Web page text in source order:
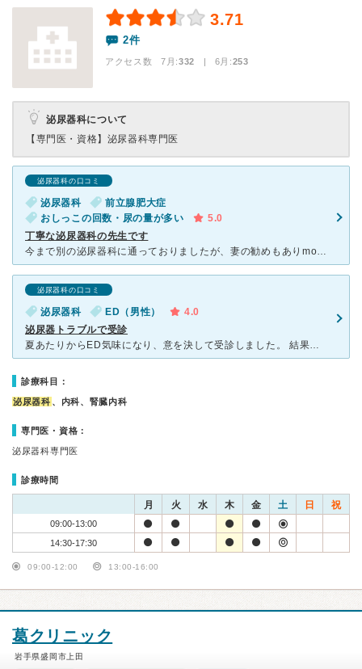
3.71
2件
アクセス数 7月:332 | 6月:253
泌尿器科について
【専門医・資格】 泌尿器科専門医
泌尿器科の口コミ
泌尿器科
前立腺肥大症
おしっこの回数・尿の量が多い
5.0
丁寧な泌尿器科の先生です
今まで別の泌尿器科に通っておりましたが、妻の勧めもありmonakaの3Fにできた泌尿器科に伺いました。スタッフの方は優しく丁寧で、病院自体も新しく清潔感があります。尿検査のトイレもきれいなので、検査の
泌尿器科の口コミ
泌尿器科 ED（男性）
4.0
泌尿器トラブルで受診
夏あたりからED気味になり、意を決して受診しました。 結果的には他の病院で糖尿病になりかけていると受診されたのに関係しており、糖尿病の症状の一つだったようです。 こちらを受診する数週間前に
診療科目：
泌尿器科 、内科、腎臓内科
専門医・資格：
泌尿器科専門医
診療時間
月 火 水 木 金 土 日 祝
09:00-13:00
14:30-17:30
09:00-12:00 13:00-16:00
葛クリニック
岩手県盛岡市上田